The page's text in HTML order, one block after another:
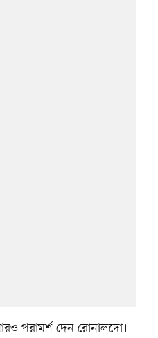
পরামর্শ দেন রোনালদো।